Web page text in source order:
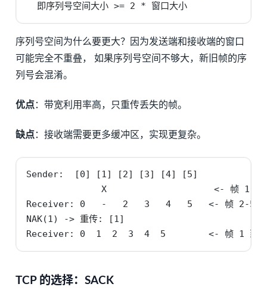
  即序列号空间大小 >= 2 * 窗口大小
序列号空间为什么要更大？因为发送端和接收端的窗口
可能完全不重叠， 如果序列号空间不够大，新旧帧的序
列号会混淆。
优点：带宽利用率高，只重传丢失的帧。
缺点：接收端需要更多缓冲区，实现更复杂。
Sender:  [0] [1] [2] [3] [4] [5]
X                    <- 帧 1 丢
Receiver: 0   -   2   3   4   5   <- 帧 2-5 缓
NAK(1) -> 重传: [1]
Receiver: 0  1  2  3  4  5        <- 帧 1 到达后
TCP 的选择：SACK